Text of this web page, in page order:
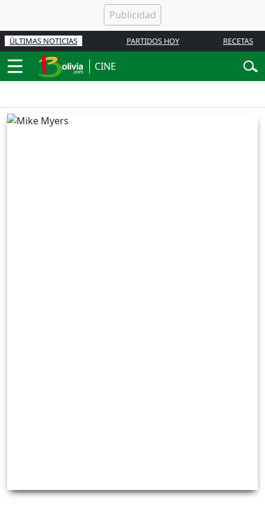
ÚLTIMAS NOTICIAS PARTIDOS HOY RECETAS
CINE